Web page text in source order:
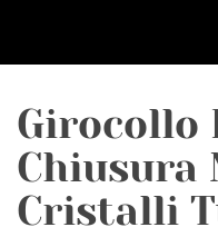
Girocollo
Chiusura
Cristalli